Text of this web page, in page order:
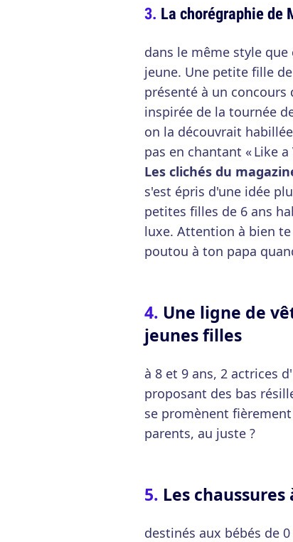
La chorégraphie de
dans le même style que
jeune. Une petite fille
présenté à un
inspirée de la tournée
on la découvrait
pas en chantant « Like
Les clichés du
s'est épris d'une idée
petites filles de 6 ans
luxe. Attention à bien
poutou à ton papa
Une ligne de
jeunes filles
à 8 et 9 ans, 2 actrices
proposant des bas
se promènent
parents, au juste ?
Les
destinés aux bébés de